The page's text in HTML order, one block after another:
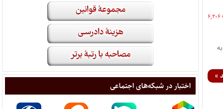
۶,۲۰۶
این کانون در آزمون وکالت ۱۴۰۳ را به
»
اختبار در شبکه‌های اجتماعی